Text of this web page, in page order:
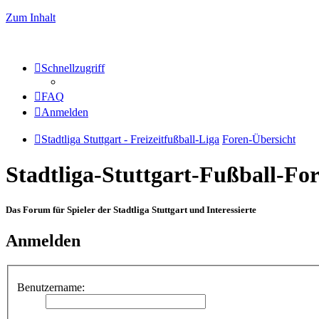
Zum Inhalt
Schnellzugriff
FAQ
Anmelden
Stadtliga Stuttgart - Freizeitfußball-Liga Foren-Übersicht
Stadtliga-Stuttgart-Fußball-
Das Forum für Spieler der Stadtliga Stuttgart und Interessierte
Anmelden
Benutzername: